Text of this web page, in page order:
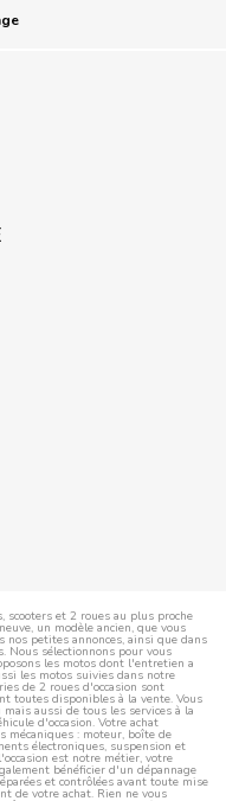
scooters et 2 roues au plus proche
un modèle ancien, que vous
nos petites annonces, ainsi que dans
Nous sélectionnons pour vous
les motos dont l'entretien a
les motos suivies dans notre
de 2 roues d'occasion sont
toutes disponibles à la vente. Vous
aussi de tous les services à la
d'occasion. Votre achat
mécaniques : moteur, boîte de
électroniques, suspension et
est notre métier, votre
bénéficier d'un dépannage
et contrôlées avant toute mise
de votre achat. Rien ne vous